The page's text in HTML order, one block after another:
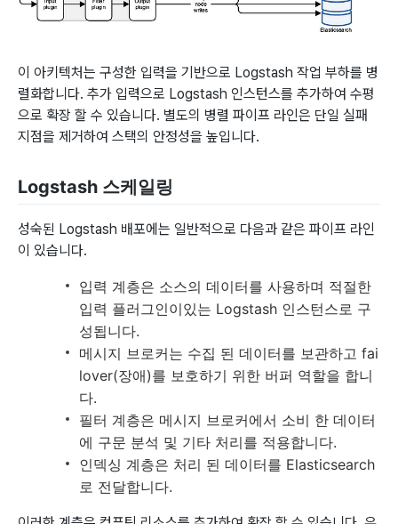
이 아키텍처는 구성한 입력을 기반으로 Logstash 작업 부하를 병
렬화합니다. 추가 입력으로 Logstash 인스턴스를 추가하여 수평
으로 확장 할 수 있습니다. 별도의 병렬 파이프 라인은 단일 실패
지점을 제거하여 스택의 안정성을 높입니다.
Logstash 스케일링
성숙된 Logstash 배포에는 일반적으로 다음과 같은 파이프 라인
이 있습니다.
입력 계층은 소스의 데이터를 사용하며 적절한
입력 플러그인이있는 Logstash 인스턴스로 구
성됩니다.
메시지 브로커는 수집 된 데이터를 보관하고 fai
lover(장애)를 보호하기 위한 버퍼 역할을 합니
다.
필터 계층은 메시지 브로커에서 소비 한 데이터
에 구문 분석 및 기타 처리를 적용합니다.
인덱싱 계층은 처리 된 데이터를 Elasticsearch
로 전달합니다.